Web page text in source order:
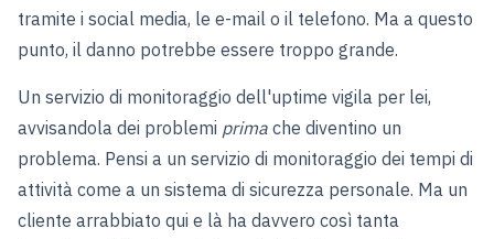
tramite i social media, le e-mail o il telefono. Ma a questo
punto, il danno potrebbe essere troppo grande.
Un servizio di monitoraggio dell'uptime vigila per lei,
avvisandola dei problemi prima che diventino un
problema. Pensi a un servizio di monitoraggio dei tempi di
attività come a un sistema di sicurezza personale. Ma un
cliente arrabbiato qui e là ha davvero così tanta